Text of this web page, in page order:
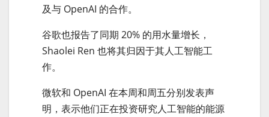
及与 OpenAI 的合作。
谷歌也报告了同期 20% 的用水量增长，
Shaolei Ren 也将其归因于其人工智能工
作。
微软和 OpenAI 在本周和周五分别发表声
明，表示他们正在投资研究人工智能的能源